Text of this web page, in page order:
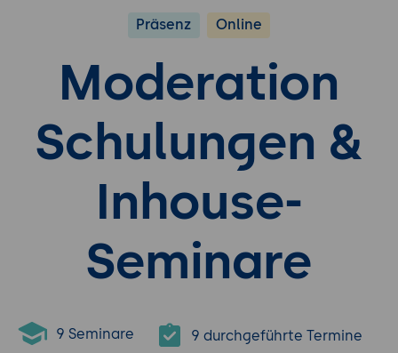
Präsenz Online
Moderation
Schulungen &
Inhouse-
Seminare
9 Seminare
9 durchgeführte Termine